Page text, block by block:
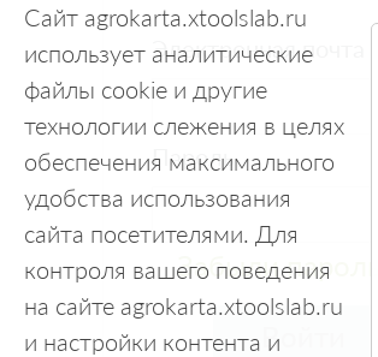
Электронная почта
Пароль
Забыли пароль?
Войти
Сайт agrokarta.xtoolslab.ru
использует аналитические
файлы cookie и другие
технологии слежения в целях
обеспечения максимального
удобства использования
сайта посетителями. Для
контроля вашего поведения
на сайте agrokarta.xtoolslab.ru
и настройки контента и